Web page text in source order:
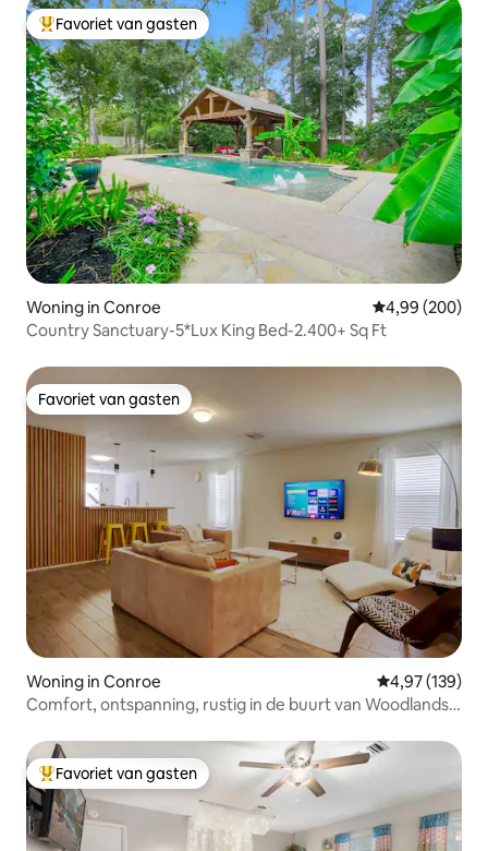
Topfavoriet van gasten
Favoriet van gasten
Woning in Conroe Gemiddelde
4,99 (200)
Country Sanctuary-5*Lux King Bed-2.400+ Sq Ft
Favoriet van gasten
Favoriet van gasten
Woning in Conroe Gemiddelde
4,97 (139)
Comfort, ontspanning, rustig in de buurt van Woodlands
Topfavoriet van gasten
Favoriet van gasten